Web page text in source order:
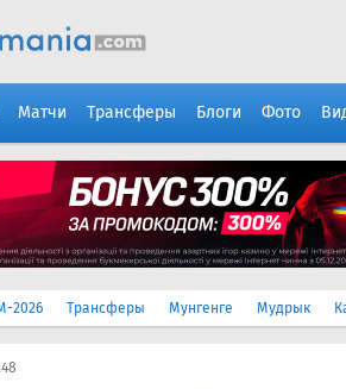
Матчи Трансферы Блоги Фото
2026 Трансферы Мунгенге Мудрык